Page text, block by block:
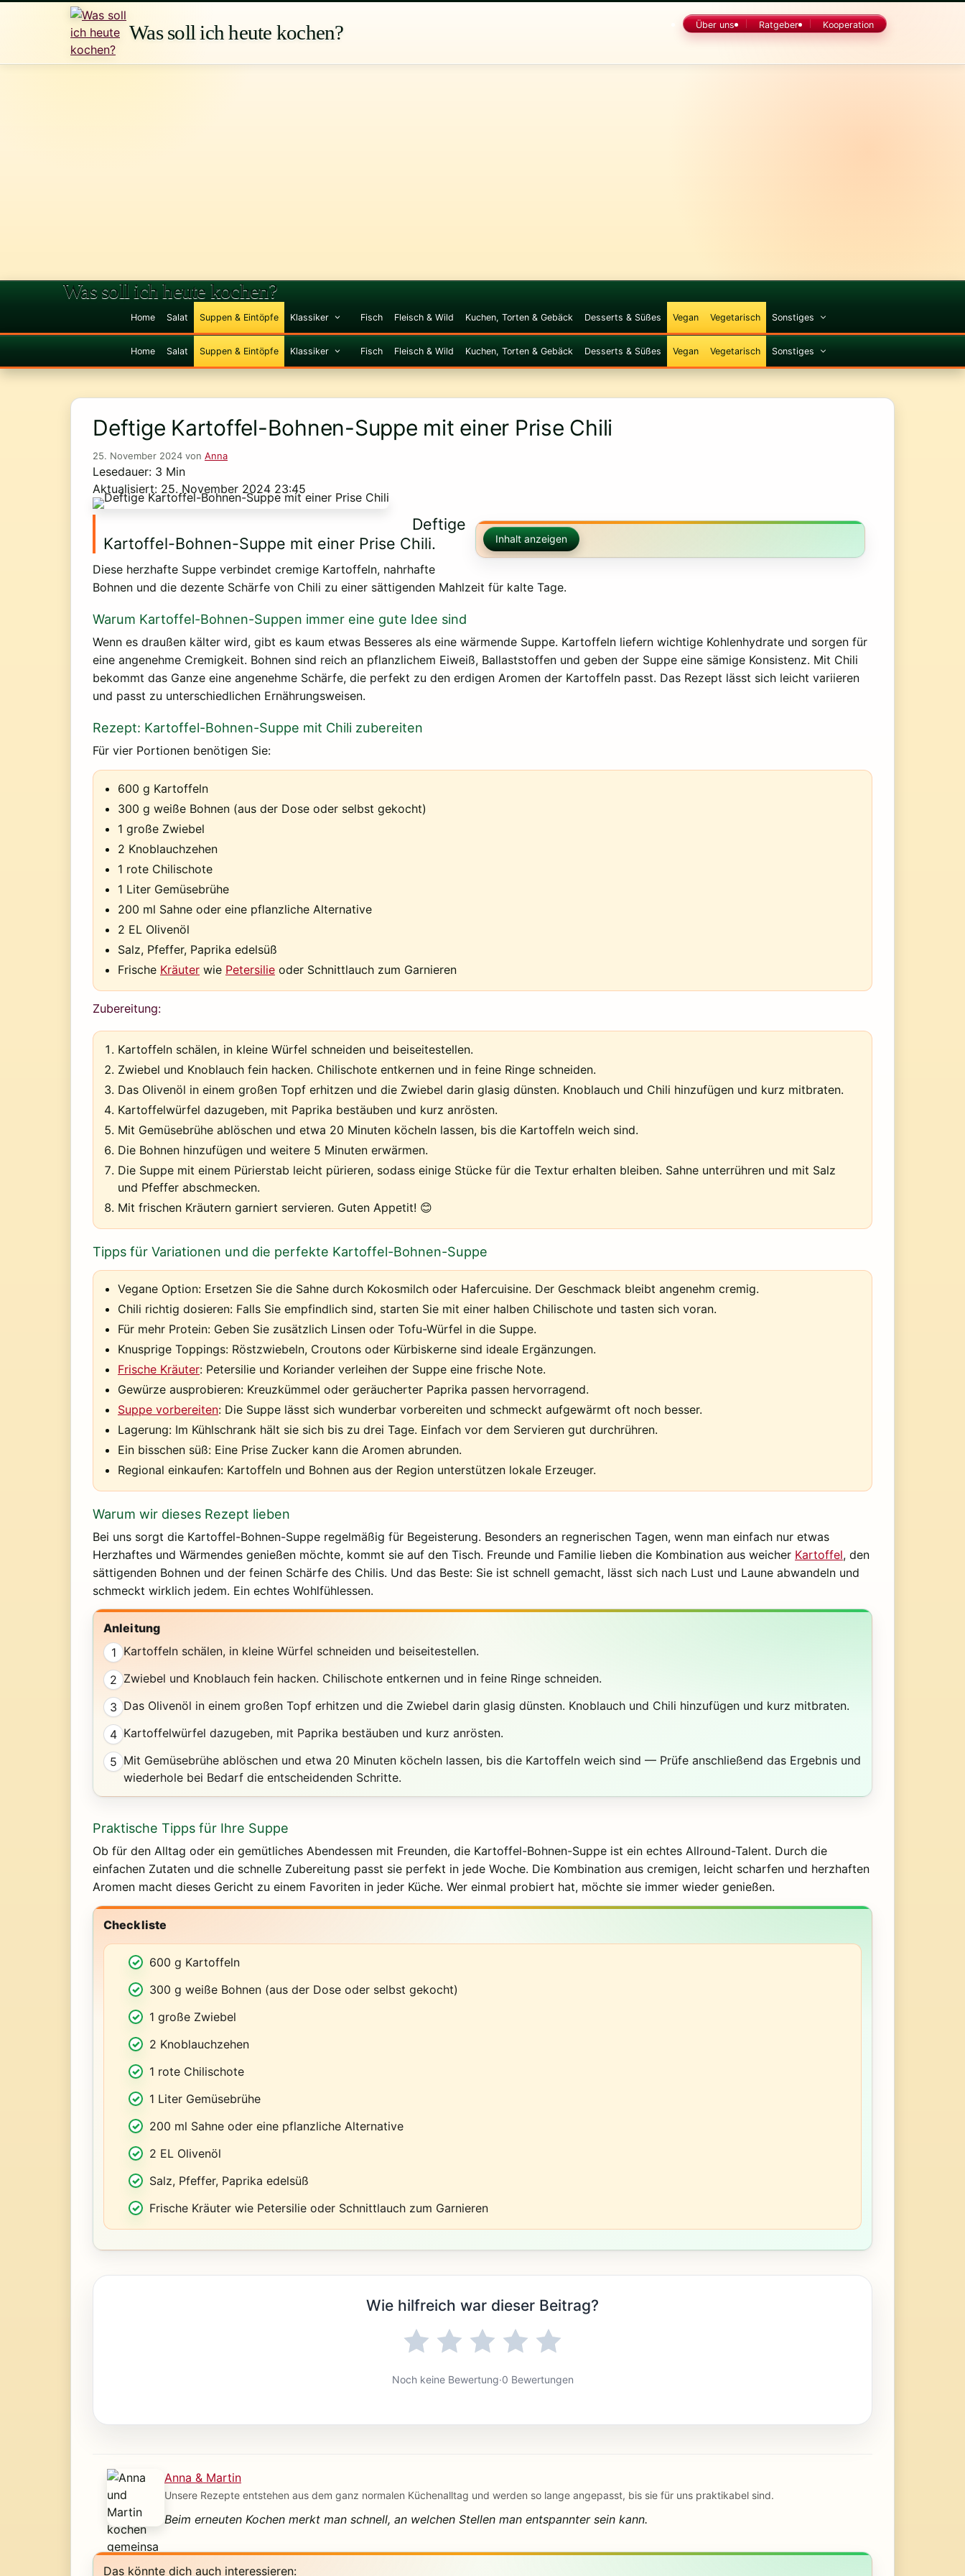
Was soll ich heute kochen? Über uns Ratgeber Kooperation
Was soll ich heute kochen?
Home Salat Suppen & Eintöpfe Klassiker Fisch Fleisch & Wild Kuchen, Torten & Gebäck Desserts & Süßes Vegan Vegetarisch Sonstiges
Home Salat Suppen & Eintöpfe Klassiker Fisch Fleisch & Wild Kuchen, Torten & Gebäck Desserts & Süßes Vegan Vegetarisch Sonstiges
Deftige Kartoffel-Bohnen-Suppe mit einer Prise Chili
25. November 2024 von Anna
Lesedauer: 3 Min
Aktualisiert: 25. November 2024 23:45
Inhalt anzeigen
Deftige
Kartoffel-Bohnen-Suppe mit einer Prise Chili.
Diese herzhafte Suppe verbindet cremige Kartoffeln, nahrhafte
Bohnen und die dezente Schärfe von Chili zu einer sättigenden Mahlzeit für kalte Tage.
Warum Kartoffel-Bohnen-Suppen immer eine gute Idee sind
Wenn es draußen kälter wird, gibt es kaum etwas Besseres als eine wärmende Suppe. Kartoffeln liefern wichtige Kohlenhydrate und sorgen für
eine angenehme Cremigkeit. Bohnen sind reich an pflanzlichem Eiweiß, Ballaststoffen und geben der Suppe eine sämige Konsistenz. Mit Chili
bekommt das Ganze eine angenehme Schärfe, die perfekt zu den erdigen Aromen der Kartoffeln passt. Das Rezept lässt sich leicht variieren
und passt zu unterschiedlichen Ernährungsweisen.
Rezept: Kartoffel-Bohnen-Suppe mit Chili zubereiten
Für vier Portionen benötigen Sie:
600 g Kartoffeln
300 g weiße Bohnen (aus der Dose oder selbst gekocht)
1 große Zwiebel
2 Knoblauchzehen
1 rote Chilischote
1 Liter Gemüsebrühe
200 ml Sahne oder eine pflanzliche Alternative
2 EL Olivenöl
Salz, Pfeffer, Paprika edelsüß
Frische Kräuter wie Petersilie oder Schnittlauch zum Garnieren
Zubereitung:
Kartoffeln schälen, in kleine Würfel schneiden und beiseitestellen.
Zwiebel und Knoblauch fein hacken. Chilischote entkernen und in feine Ringe schneiden.
Das Olivenöl in einem großen Topf erhitzen und die Zwiebel darin glasig dünsten. Knoblauch und Chili hinzufügen und kurz mitbraten.
Kartoffelwürfel dazugeben, mit Paprika bestäuben und kurz anrösten.
Mit Gemüsebrühe ablöschen und etwa 20 Minuten köcheln lassen, bis die Kartoffeln weich sind.
Die Bohnen hinzufügen und weitere 5 Minuten erwärmen.
Die Suppe mit einem Pürierstab leicht pürieren, sodass einige Stücke für die Textur erhalten bleiben. Sahne unterrühren und mit Salz
und Pfeffer abschmecken.
Mit frischen Kräutern garniert servieren. Guten Appetit! 😊
Tipps für Variationen und die perfekte Kartoffel-Bohnen-Suppe
Vegane Option: Ersetzen Sie die Sahne durch Kokosmilch oder Hafercuisine. Der Geschmack bleibt angenehm cremig.
Chili richtig dosieren: Falls Sie empfindlich sind, starten Sie mit einer halben Chilischote und tasten sich voran.
Für mehr Protein: Geben Sie zusätzlich Linsen oder Tofu-Würfel in die Suppe.
Knusprige Toppings: Röstzwiebeln, Croutons oder Kürbiskerne sind ideale Ergänzungen.
Frische Kräuter: Petersilie und Koriander verleihen der Suppe eine frische Note.
Gewürze ausprobieren: Kreuzkümmel oder geräucherter Paprika passen hervorragend.
Suppe vorbereiten: Die Suppe lässt sich wunderbar vorbereiten und schmeckt aufgewärmt oft noch besser.
Lagerung: Im Kühlschrank hält sie sich bis zu drei Tage. Einfach vor dem Servieren gut durchrühren.
Ein bisschen süß: Eine Prise Zucker kann die Aromen abrunden.
Regional einkaufen: Kartoffeln und Bohnen aus der Region unterstützen lokale Erzeuger.
Warum wir dieses Rezept lieben
Bei uns sorgt die Kartoffel-Bohnen-Suppe regelmäßig für Begeisterung. Besonders an regnerischen Tagen, wenn man einfach nur etwas
Herzhaftes und Wärmendes genießen möchte, kommt sie auf den Tisch. Freunde und Familie lieben die Kombination aus weicher Kartoffel, den
sättigenden Bohnen und der feinen Schärfe des Chilis. Und das Beste: Sie ist schnell gemacht, lässt sich nach Lust und Laune abwandeln und
schmeckt wirklich jedem. Ein echtes Wohlfühlessen.
Anleitung
1 Kartoffeln schälen, in kleine Würfel schneiden und beiseitestellen.
2 Zwiebel und Knoblauch fein hacken. Chilischote entkernen und in feine Ringe schneiden.
3 Das Olivenöl in einem großen Topf erhitzen und die Zwiebel darin glasig dünsten. Knoblauch und Chili hinzufügen und kurz mitbraten.
4 Kartoffelwürfel dazugeben, mit Paprika bestäuben und kurz anrösten.
5 Mit Gemüsebrühe ablöschen und etwa 20 Minuten köcheln lassen, bis die Kartoffeln weich sind — Prüfe anschließend das Ergebnis und
wiederhole bei Bedarf die entscheidenden Schritte.
Praktische Tipps für Ihre Suppe
Ob für den Alltag oder ein gemütliches Abendessen mit Freunden, die Kartoffel-Bohnen-Suppe ist ein echtes Allround-Talent. Durch die
einfachen Zutaten und die schnelle Zubereitung passt sie perfekt in jede Woche. Die Kombination aus cremigen, leicht scharfen und herzhaften
Aromen macht dieses Gericht zu einem Favoriten in jeder Küche. Wer einmal probiert hat, möchte sie immer wieder genießen.
Checkliste
600 g Kartoffeln
300 g weiße Bohnen (aus der Dose oder selbst gekocht)
1 große Zwiebel
2 Knoblauchzehen
1 rote Chilischote
1 Liter Gemüsebrühe
200 ml Sahne oder eine pflanzliche Alternative
2 EL Olivenöl
Salz, Pfeffer, Paprika edelsüß
Frische Kräuter wie Petersilie oder Schnittlauch zum Garnieren
Wie hilfreich war dieser Beitrag?
Noch keine Bewertung·0 Bewertungen
Anna & Martin
Unsere Rezepte entstehen aus dem ganz normalen Küchenalltag und werden so lange angepasst, bis sie für uns praktikabel sind.
Beim erneuten Kochen merkt man schnell, an welchen Stellen man entspannter sein kann.
Das könnte dich auch interessieren: